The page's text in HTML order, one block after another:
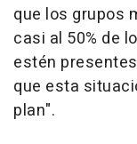
que los grupos
casi al 50% de
estén
que esta
plan".